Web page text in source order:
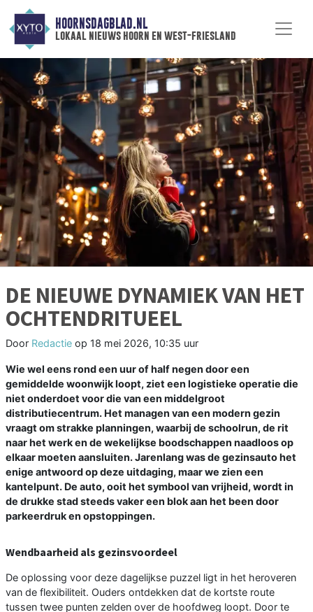
HOORNSDAGBLAD.NL
lokaal nieuws hoorn en west-friesland
DE NIEUWE DYNAMIEK VAN HET
OCHTENDRITUEEL
Door Redactie op 18 mei 2026, 10:35 uur
Wie wel eens rond een uur of half negen door een
gemiddelde woonwijk loopt, ziet een logistieke operatie die
niet onderdoet voor die van een middelgroot
distributiecentrum. Het managen van een modern gezin
vraagt om strakke planningen, waarbij de schoolrun, de rit
naar het werk en de wekelijkse boodschappen naadloos op
elkaar moeten aansluiten. Jarenlang was de gezinsauto het
enige antwoord op deze uitdaging, maar we zien een
kantelpunt. De auto, ooit het symbool van vrijheid, wordt in
de drukke stad steeds vaker een blok aan het been door
parkeerdruk en opstoppingen.
Wendbaarheid als gezinsvoordeel
De oplossing voor deze dagelijkse puzzel ligt in het heroveren
van de flexibiliteit. Ouders ontdekken dat de kortste route
tussen twee punten zelden over de hoofdweg loopt. Door te